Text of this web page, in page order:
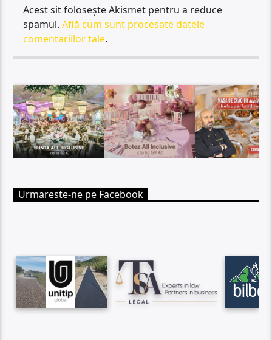
Acest sit folosește Akismet pentru a reduce
spamul.Află cum sunt procesate datele
comentariilor tale.
Urmareste-ne pe Facebook